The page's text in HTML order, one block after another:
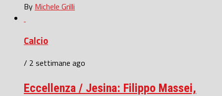
By Michele Grilli
Calcio
/ 2 settimane ago
Eccellenza / Jesina: Filippo Massei,